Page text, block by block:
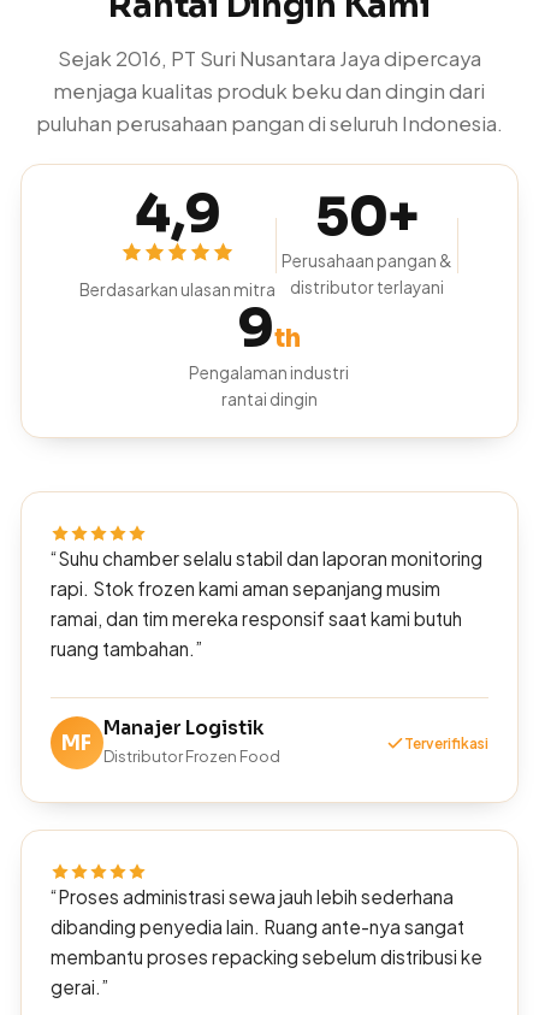
Sejak 2016, PT Suri Nusantara Jaya dipercaya
menjaga kualitas produk beku dan dingin dari
puluhan perusahaan pangan di seluruh Indonesia.
4,9
Berdasarkan ulasan mitra
50+
Perusahaan pangan &
distributor terlayani
9th
Pengalaman industri
rantai dingin
“Suhu chamber selalu stabil dan laporan monitoring
rapi. Stok frozen kami aman sepanjang musim
ramai, dan tim mereka responsif saat kami butuh
ruang tambahan.”
MF
Manajer Logistik
Distributor Frozen Food
Terverifikasi
“Proses administrasi sewa jauh lebih sederhana
dibanding penyedia lain. Ruang ante-nya sangat
membantu proses repacking sebelum distribusi ke
gerai.”